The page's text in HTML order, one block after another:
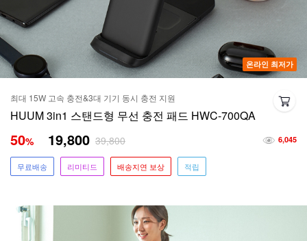
온라인 최저가
최대 15W 고속 충전&3대 기기 동시 충전 지원
HUUM 3in1 스탠드형 무선 충전 패드 HWC-700QA
6,045
50% 19,800 39,800
무료배송 리미티드 배송지연 보상 적립